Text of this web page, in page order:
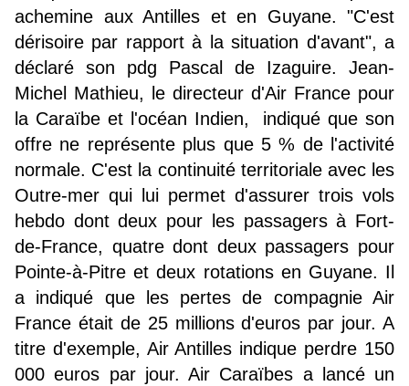
achemine aux Antilles et en Guyane. "C'est
dérisoire par rapport à la situation d'avant", a
déclaré son pdg Pascal de Izaguire. Jean-
Michel Mathieu, le directeur d'Air France pour
la Caraïbe et l'océan Indien, indiqué que son
offre ne représente plus que 5 % de l'activité
normale. C'est la continuité territoriale avec les
Outre-mer qui lui permet d'assurer trois vols
hebdo dont deux pour les passagers à Fort-
de-France, quatre dont deux passagers pour
Pointe-à-Pitre et deux rotations en Guyane. Il
a indiqué que les pertes de compagnie Air
France était de 25 millions d'euros par jour. A
titre d'exemple, Air Antilles indique perdre 150
000 euros par jour. Air Caraïbes a lancé un